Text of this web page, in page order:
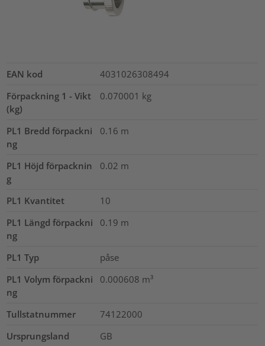
EAN kod
4031026308494
Förpackning 1 - Vikt
(kg)
0.070001 kg
PL1 Bredd förpackni
ng
0.16 m
PL1 Höjd förpacknin
g
0.02 m
PL1 Kvantitet
10
PL1 Längd förpackni
ng
0.19 m
PL1 Typ
påse
PL1 Volym förpackni
ng
0.000608 m³
Tullstatnummer
74122000
Ursprungsland
GB